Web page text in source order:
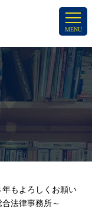
MENU
もよろしくお願い
法律事務所～